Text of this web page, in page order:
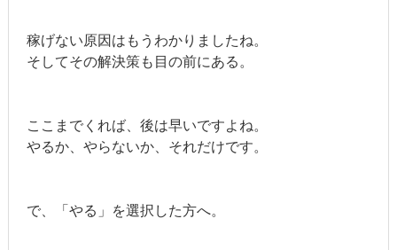
稼げない原因はもうわかりましたね。
そしてその解決策も目の前にある。
ここまでくれば、後は早いですよね。
やるか、やらないか、それだけです。
で、「やる」を選択した方へ。